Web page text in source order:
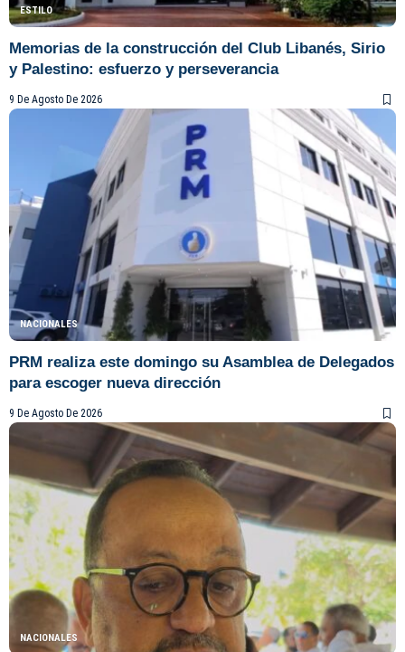
ESTILO
Memorias de la construcción del Club Libanés, Sirio
y Palestino: esfuerzo y perseverancia
9 De Agosto De 2026
NACIONALES
PRM realiza este domingo su Asamblea de Delegados
para escoger nueva dirección
9 De Agosto De 2026
NACIONALES